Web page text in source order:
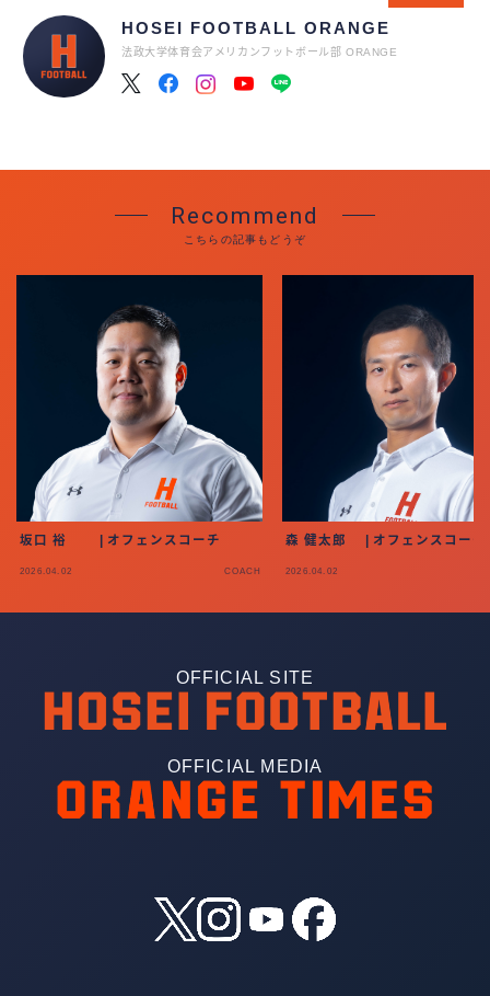
ORANGE TIMES
ACCESS
HOSEI FOOTBALL ORANGE
法政大学体育会アメリカンフットボール部 ORANGE
Recommend
こちらの記事もどうぞ
坂口 裕 | オフェンスコーチ
2026.04.02 COACH
森 健太郎 | オフェンスコーチ
2026.04.02
OFFICIAL SITE
OFFICIAL MEDIA